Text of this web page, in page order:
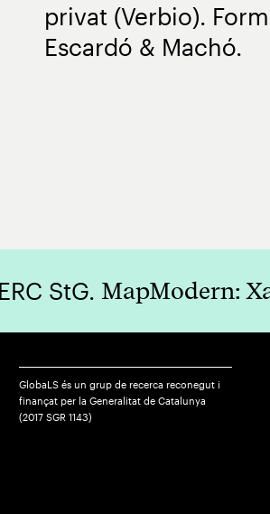
privat (Verbio).
Escardó & Machó.
StG. MapModern:
GlobaLS és un grup de recerca reconegut i
finançat per la Generalitat de Catalunya
(2017 SGR 1143)